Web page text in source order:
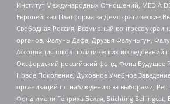
Институт Международных Отношений, MEDIA
Европейская Платформа за Демократические
Свободная Россия, Всемирный конгресс
органов, Фалунь Дафа, Друзья Фалуньгун,
Ассоциация школ политических
Оксфордский российский фонд, Фонд Будущее
Новое Поколение, Духовное Учебное
организаций по наблюдению за выборами,
Фонд имени Генриха Бёлля, Stichting Bellingcat,